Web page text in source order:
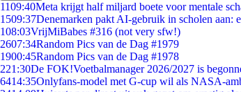
1109:40Meta krijgt half miljard boete voor mentale
1509:37Denemarken pakt AI-gebruik in scholen aan:
108:03VrijMiBabes #316 (not very sfw!)
2607:34Random Pics van de Dag #1979
1900:45Random Pics van de Dag #1978
221:30De FOK!Voetbalmanager 2026/2027 is
6414:35Onlyfans-model met G-cup wil als NASA-